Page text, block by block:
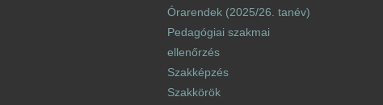
Órarendek (2025/26. tanév)
Pedagógiai szakmai
ellenőrzés
Szakképzés
Szakkörök